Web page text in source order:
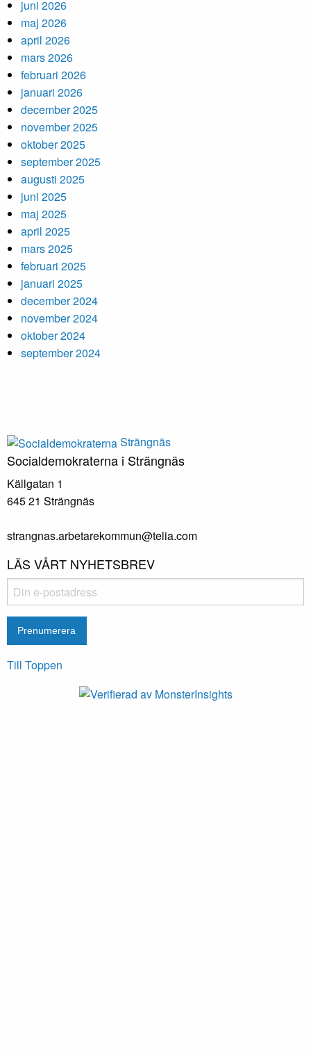
juni 2026
maj 2026
april 2026
mars 2026
februari 2026
januari 2026
december 2025
november 2025
oktober 2025
september 2025
augusti 2025
juni 2025
maj 2025
april 2025
mars 2025
februari 2025
januari 2025
december 2024
november 2024
oktober 2024
september 2024
Strängnäs
Socialdemokraterna i Strängnäs
Källgatan 1
645 21 Strängnäs
strangnas.arbetarekommun@telia.com
LÄS VÅRT NYHETSBREV
Till Toppen